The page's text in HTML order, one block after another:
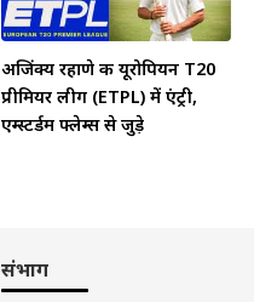
अजिंक्य रहाणे की यूरोपियन T20
प्रीमियर लीग (ETPL) में एंट्री,
एम्स्टर्डम फ्लेम्स से जुड़े
संभाग